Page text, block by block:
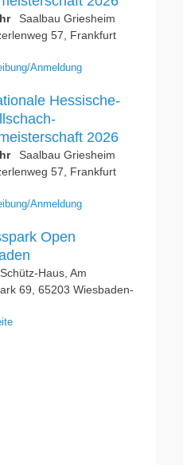
Saalbau Griesheim
57, Frankfurt
Anmeldung
Hessische-
2026
Saalbau Griesheim
57, Frankfurt
Anmeldung
Open
Haus, Am
69, 65203 Wiesbaden-